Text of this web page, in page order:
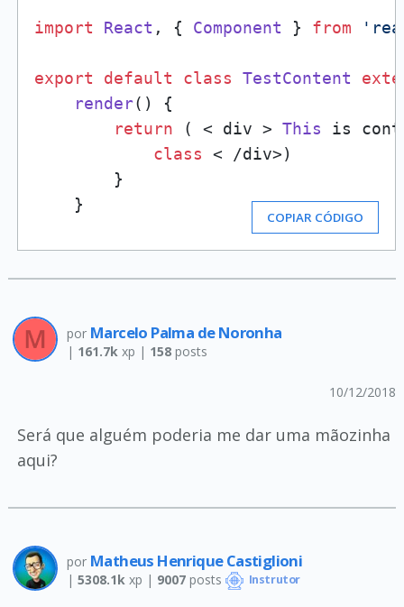
import React , { Component } from
export default class TestContent
render( ) {
return ( < div > This is
class < /div>)
        }
    }
COPIAR CÓDIGO
por Marcelo Palma de Noronha
| 161.7kxp | 158posts
10/12/2018
Será que alguém poderia me dar uma mãozinha
aqui?
por Matheus Henrique Castiglioni
| 5308.1k xp | 9007posts Instrutor